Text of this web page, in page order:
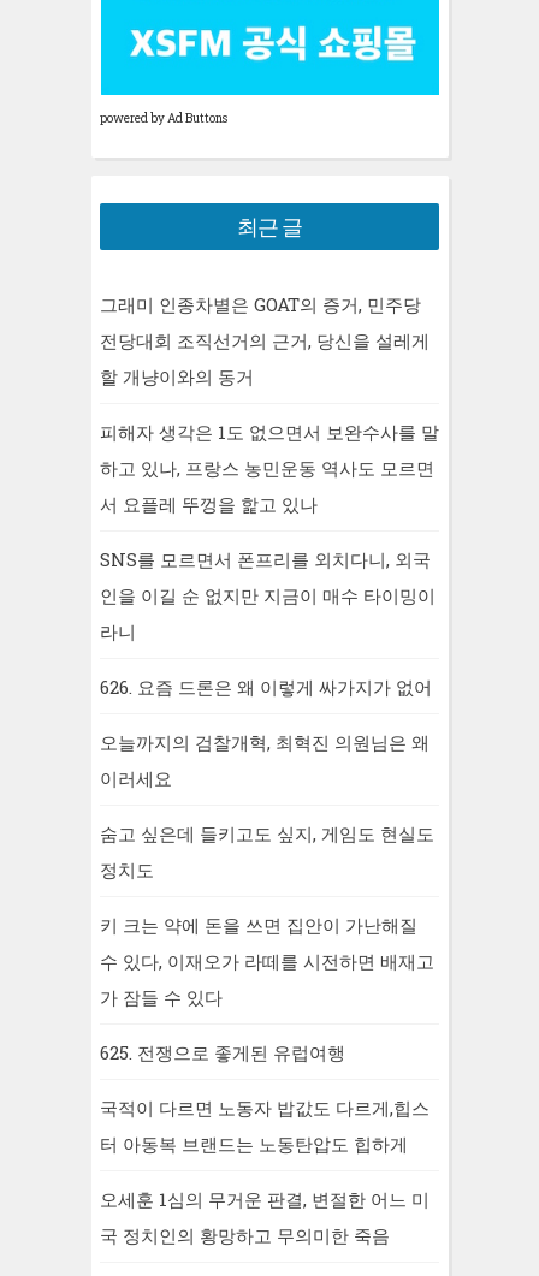
powered by Ad Buttons
최근 글
그래미 인종차별은 GOAT의 증거, 민주당
전당대회 조직선거의 근거, 당신을 설레게
할 개냥이와의 동거
피해자 생각은 1도 없으면서 보완수사를 말
하고 있나, 프랑스 농민운동 역사도 모르면
서 요플레 뚜껑을 핥고 있나
SNS를 모르면서 폰프리를 외치다니, 외국
인을 이길 순 없지만 지금이 매수 타이밍이
라니
626. 요즘 드론은 왜 이렇게 싸가지가 없어
오늘까지의 검찰개혁, 최혁진 의원님은 왜
이러세요
숨고 싶은데 들키고도 싶지, 게임도 현실도
정치도
키 크는 약에 돈을 쓰면 집안이 가난해질
수 있다, 이재오가 라떼를 시전하면 배재고
가 잠들 수 있다
625. 전쟁으로 좋게된 유럽여행
국적이 다르면 노동자 밥값도 다르게,힙스
터 아동복 브랜드는 노동탄압도 힙하게
오세훈 1심의 무거운 판결, 변절한 어느 미
국 정치인의 황망하고 무의미한 죽음